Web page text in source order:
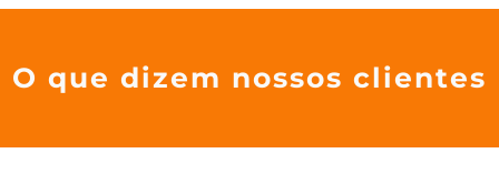
O que dizem nossos clientes